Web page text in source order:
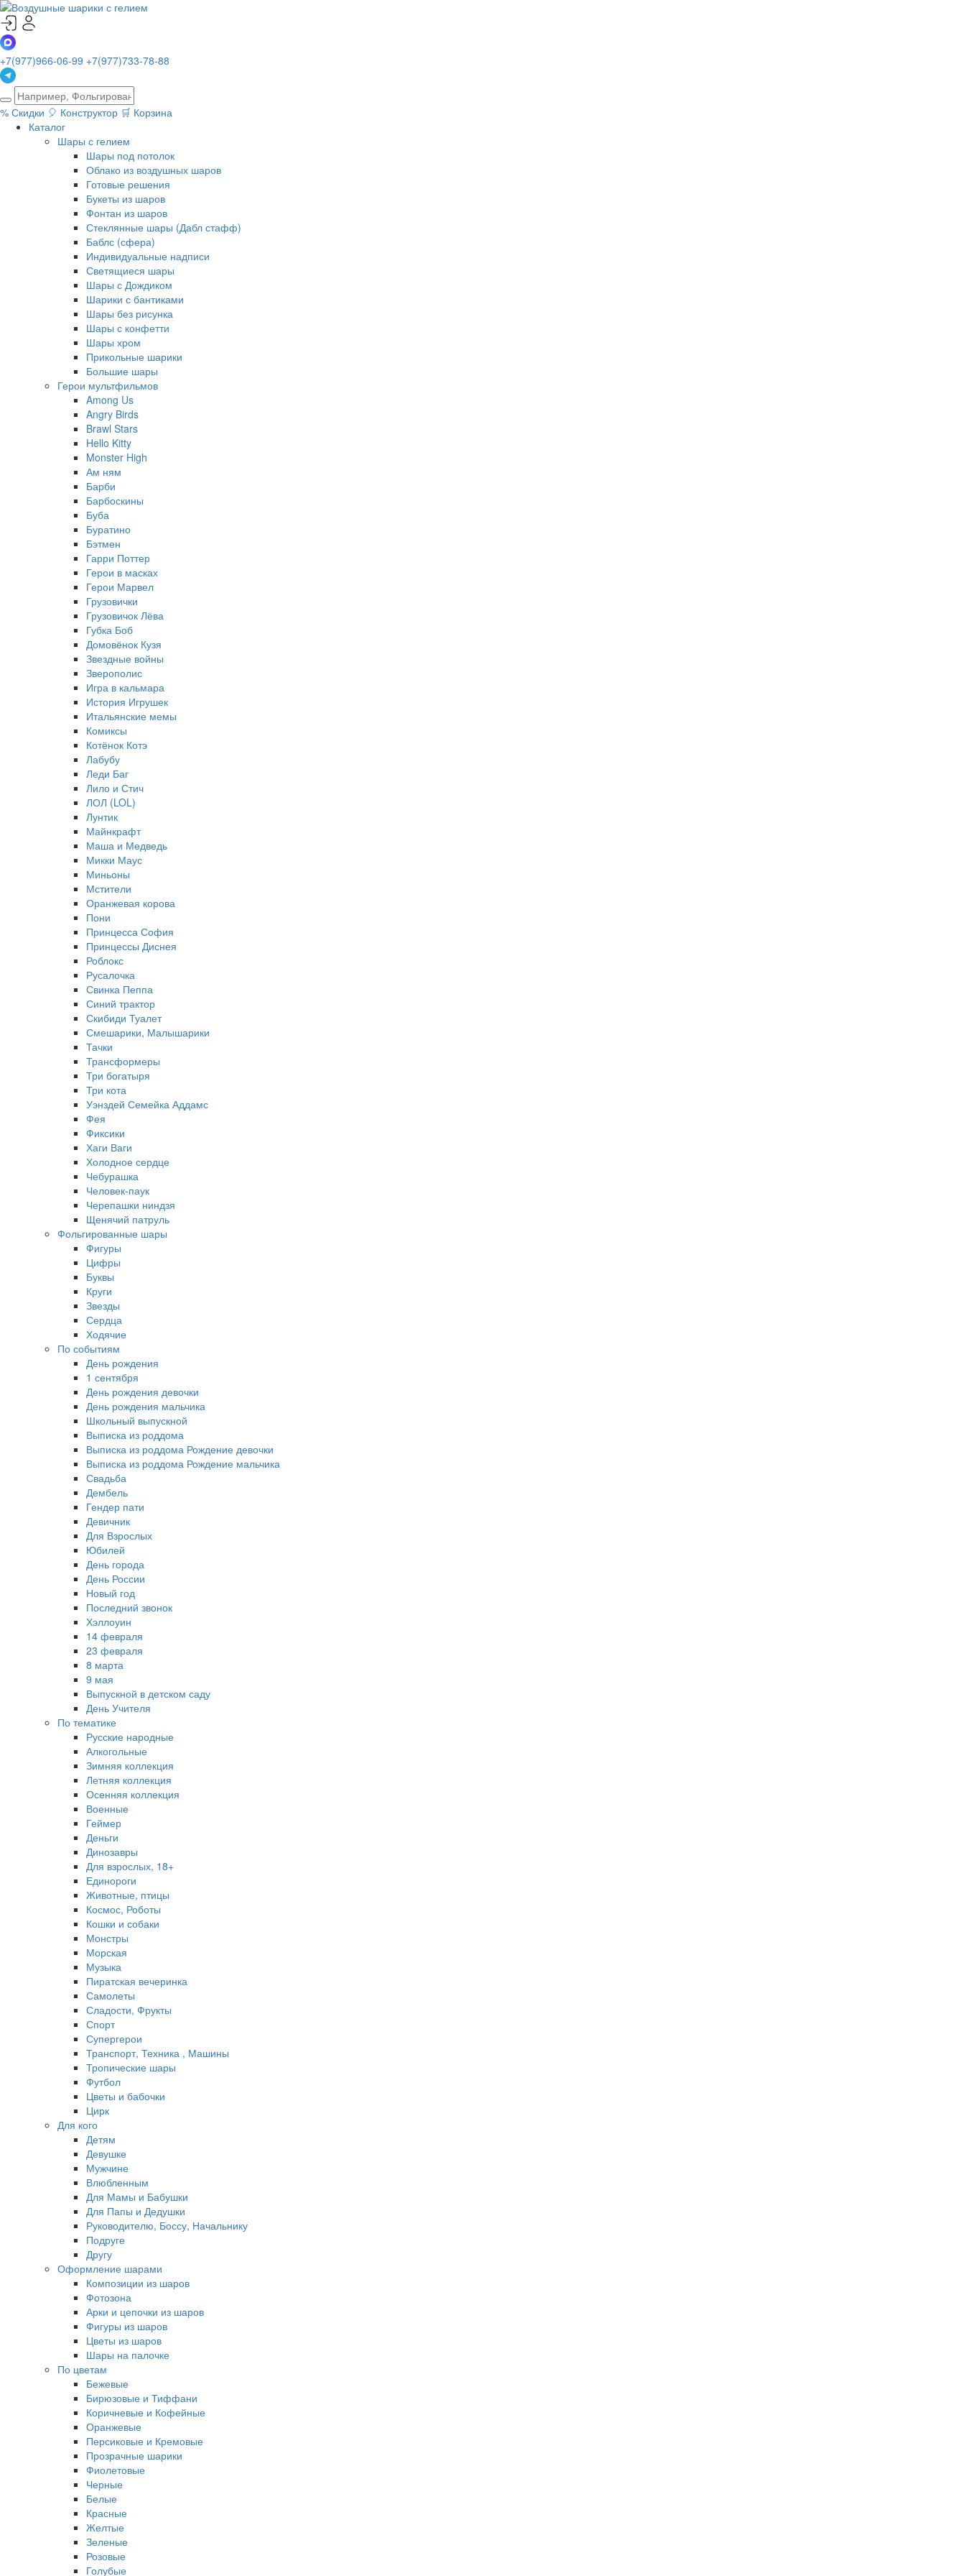
+7(977)966-06-99 +7(977)733-78-88
% Скидки 🎈 Конструктор 🛒 Корзина
Каталог
Шары с гелием
Шары под потолок
Облако из воздушных шаров
Готовые решения
Букеты из шаров
Фонтан из шаров
Стеклянные шары (Дабл стафф)
Баблс (сфера)
Индивидуальные надписи
Светящиеся шары
Шары с Дождиком
Шарики с бантиками
Шары без рисунка
Шары с конфетти
Шары хром
Прикольные шарики
Большие шары
Герои мультфильмов
Among Us
Angry Birds
Brawl Stars
Hello Kitty
Monster High
Ам ням
Барби
Барбоскины
Буба
Буратино
Бэтмен
Гарри Поттер
Герои в масках
Герои Марвел
Грузовички
Грузовичок Лёва
Губка Боб
Домовёнок Кузя
Звездные войны
Зверополис
Игра в кальмара
История Игрушек
Итальянские мемы
Комиксы
Котёнок Котэ
Лабубу
Леди Баг
Лило и Стич
ЛОЛ (LOL)
Лунтик
Майнкрафт
Маша и Медведь
Микки Маус
Миньоны
Мстители
Оранжевая корова
Пони
Принцесса София
Принцессы Диснея
Роблокс
Русалочка
Свинка Пеппа
Синий трактор
Скибиди Туалет
Смешарики, Малышарики
Тачки
Трансформеры
Три богатыря
Три кота
Уэнздей Семейка Аддамс
Фея
Фиксики
Хаги Ваги
Холодное сердце
Чебурашка
Человек-паук
Черепашки ниндзя
Щенячий патруль
Фольгированные шары
Фигуры
Цифры
Буквы
Круги
Звезды
Сердца
Ходячие
По событиям
День рождения
1 сентября
День рождения девочки
День рождения мальчика
Школьный выпускной
Выписка из роддома
Выписка из роддома Рождение девочки
Выписка из роддома Рождение мальчика
Свадьба
Дембель
Гендер пати
Девичник
Для Взрослых
Юбилей
День города
День России
Новый год
Последний звонок
Хэллоуин
14 февраля
23 февраля
8 марта
9 мая
Выпускной в детском саду
День Учителя
По тематике
Русские народные
Алкогольные
Зимняя коллекция
Летняя коллекция
Осенняя коллекция
Военные
Геймер
Деньги
Динозавры
Для взрослых, 18+
Единороги
Животные, птицы
Космос, Роботы
Кошки и собаки
Монстры
Морская
Музыка
Пиратская вечеринка
Самолеты
Сладости, Фрукты
Спорт
Супергерои
Транспорт, Техника , Машины
Тропические шары
Футбол
Цветы и бабочки
Цирк
Для кого
Детям
Девушке
Мужчине
Влюбленным
Для Мамы и Бабушки
Для Папы и Дедушки
Руководителю, Боссу, Начальнику
Подруге
Другу
Оформление шарами
Композиции из шаров
Фотозона
Арки и цепочки из шаров
Фигуры из шаров
Цветы из шаров
Шары на палочке
По цветам
Бежевые
Бирюзовые и Тиффани
Коричневые и Кофейные
Оранжевые
Персиковые и Кремовые
Прозрачные шарики
Фиолетовые
Черные
Белые
Красные
Желтые
Зеленые
Розовые
Голубые